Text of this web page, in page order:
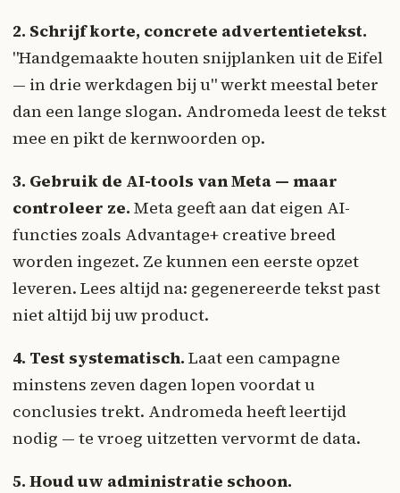
2. Schrijf korte, concrete advertentietekst.
"Handgemaakte houten snijplanken uit de Eifel
— in drie werkdagen bij u" werkt meestal beter
dan een lange slogan. Andromeda leest de tekst
mee en pikt de kernwoorden op.
3. Gebruik de AI-tools van Meta — maar
controleer ze. Meta geeft aan dat eigen AI-
functies zoals Advantage+ creative breed
worden ingezet. Ze kunnen een eerste opzet
leveren. Lees altijd na: gegenereerde tekst past
niet altijd bij uw product.
4. Test systematisch. Laat een campagne
minstens zeven dagen lopen voordat u
conclusies trekt. Andromeda heeft leertijd
nodig — te vroeg uitzetten vervormt de data.
5. Houd uw administratie schoon.